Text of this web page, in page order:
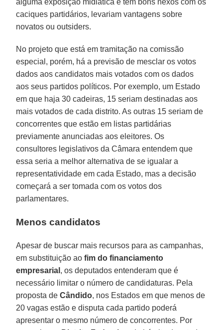
caciques partidários, levariam vantagens sobre
novatos ou outsiders.
No projeto que está em tramitação na comissão
especial, porém, há a previsão de mesclar os votos
dados aos candidatos mais votados com os dados
aos seus partidos políticos. Por exemplo, um Estado
em que haja 30 cadeiras, 15 seriam destinadas aos
mais votados de cada distrito. As outras 15 seriam de
concorrentes que estão em listas partidárias
previamente anunciadas aos eleitores. Os
consultores legislativos da Câmara entendem que
essa seria a melhor alternativa de se igualar a
representatividade em cada Estado, mas a decisão
começará a ser tomada com os votos dos
parlamentares.
Menos candidatos
Apesar de buscar mais recursos para as campanhas,
em substituição aofim do financiamento
empresarial , os deputados entenderam que é
necessário limitar o número de candidaturas. Pela
proposta deCândido, nos Estados em que menos de
20 vagas estão e disputa cada partido poderá
apresentar o mesmo número de concorrentes. Por